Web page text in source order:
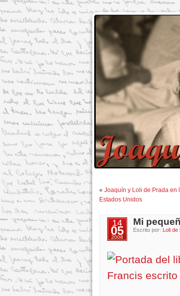
« Joaquín y Loli de Prada en
Estados Unidos
14
05
2008
Mi
Escrito por: Loli de